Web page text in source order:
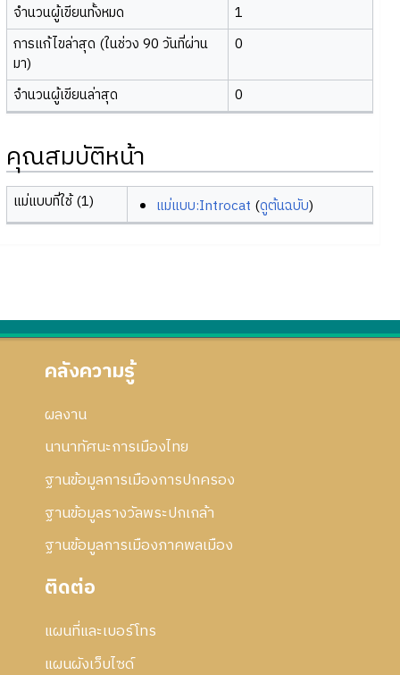
จำนวนผู้เขียนทั้งหมด
1
การแก้ไขล่าสุด (ในช่วง 90 วันที่ผ่าน
มา)
0
จำนวนผู้เขียนล่าสุด 0
คุณสมบัติหน้า
แม่แบบที่ใช้ (1) แม่แบบ:Introcat (ดูต้นฉบับ)
คลังความรู้
ผลงาน
นานาทัศนะการเมืองไทย
ฐานข้อมูลการเมืองการปกครอง
ฐานข้อมูลรางวัลพระปกเกล้า
ฐานข้อมูลการเมืองภาคพลเมือง
ติดต่อ
แผนที่และเบอร์โทร
แผนผังเว็บไซด์